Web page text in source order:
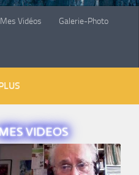
Mes Vidéos Galerie-Photo
VIDEOS